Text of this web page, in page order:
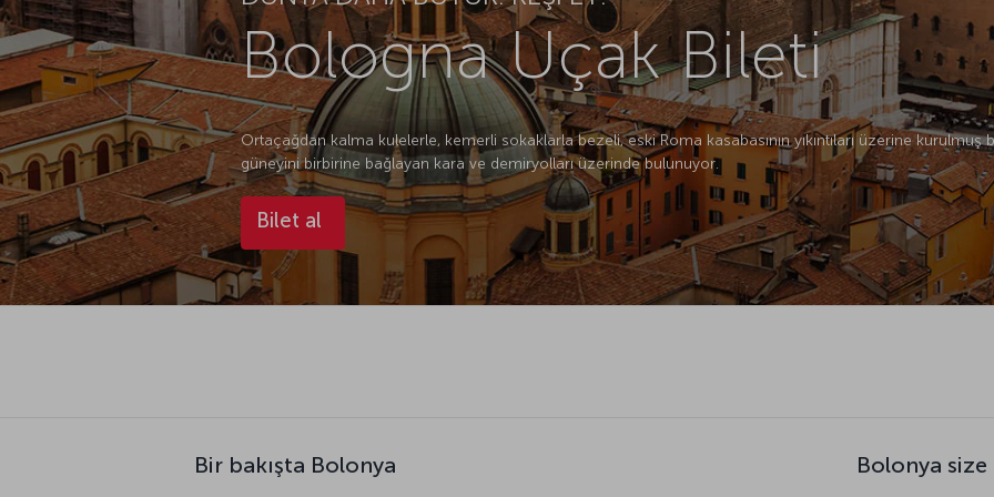
Bologna Uçak Bileti
Ortaçağdan kalma kulelerle, kemerli sokaklarla bezeli, eski Roma kasabasının yıkıntıları üzerine kurulmuş
güneyini birbirine bağlayan kara ve demiryolları üzerinde bulunuyor.
Bilet al
Bir bakışta Bolonya Bolonya